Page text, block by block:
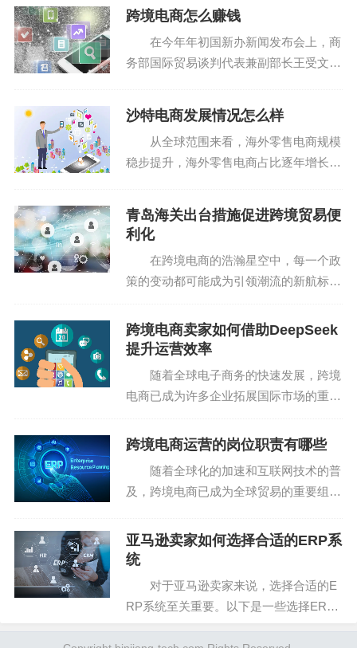
业更加精准地把握市场动态和客户需求，制定更加有效的
营销策略。
PM（业务流程管理）工具来梳理和优化业务流程；使用AI
（人工智能）和机器学习技术来辅助决策。这些工具和技
术能够为企业提供更加智能化、自动化的解决方案，提高
五、加强风险防控与合规管理
在全球化背景下，跨境企业面临着诸多风险和挑战。
为了保障企业的稳健发展，必须加强风险防控和合规管
通过信息化手段，企业可以实现对风险因素的实时监
控和预警。
信息化体系的建设是一个持续的过程。随着市场环境
的变化和企业业务的发展，信息化体系也需要不断迭代和
优化。企业应保持对新技术和新方法的关注，及时将先进
效率。
同时，企业还应注重员工的培训和发展。通过培训，
提高员工对信息化体系的认知和使用能力；通过发展，激
跨境电商怎么赚钱
在今年年初国新办新闻发布会上，商
务部国际贸易谈判代表兼副部长王受文介
仓发展的若干措施》等政策，加强行业交
流培训2 。进一...
沙特电商发展情况怎么样
从全球范围来看，海外零售电商规模
稳步提升，海外零售电商占比逐年增长。
门蓝海站点。在这一趋势下，许多跨境企
业将目光瞄准了中东这...
青岛海关出台措施促进跨境贸易便
利化
在跨境电商的浩瀚星空中，每一个政
策的变动都可能成为引领潮流的新航标。
进跨境贸易便利化 “政策工具箱”（202
5），为跨境卖家们带来了前所未有的机
跨境电商卖家如何借助DeepSeek
提升运营效率
随着全球电子商务的快速发展，跨境
电商已成为许多企业拓展国际市场的重要
面临着诸多挑战，如语言障碍、文化差
等。这些难点和痛点不仅增...
跨境电商运营的岗位职责有哪些
随着全球化的加速和互联网技术的普
及，跨境电商已成为全球贸易的重要组成
岗位，承担着连接全球市场与消费者的重
要职责。 一、跨境电商运营的核心要
亚马逊卖家如何选择合适的ERP系
统
对于亚马逊卖家来说，选择合适的E
RP系统至关重要。以下是一些选择ERP